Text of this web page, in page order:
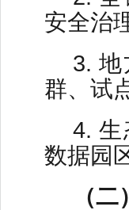
安全治
3.
群、试
4. 生
数据园
（